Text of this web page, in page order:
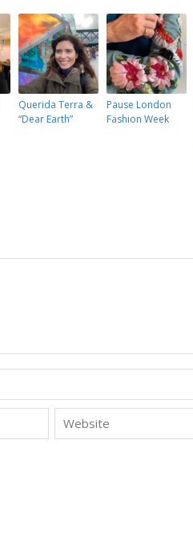
Querida Terra &
“Dear Earth”
Pause London
Fashion Week